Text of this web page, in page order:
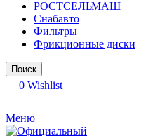
РОСТСЕЛЬМАШ
Снабавто
Фильтры
Фрикционные диски
Поиск
0 Wishlist
Меню